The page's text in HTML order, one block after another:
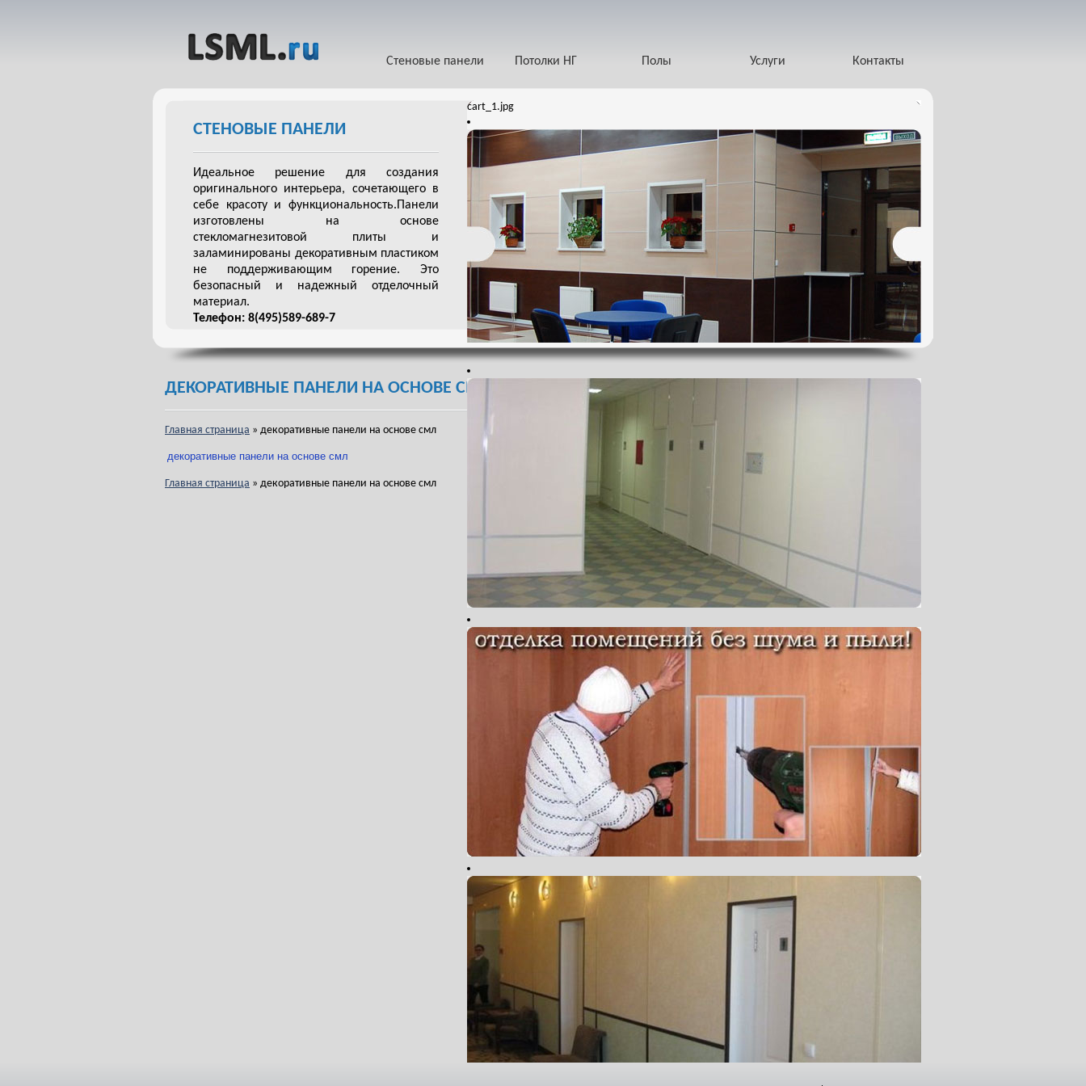
Стеновые панели Потолки НГ Полы Услуги Контакты
СТЕНОВЫЕ ПАНЕЛИ
Идеальное решение для создания
оригинального интерьера, сочетающего в
себе красоту и функциональность.Панели
изготовлены на основе
стекломагнезитовой плиты и
заламинированы декоративным пластиком
не поддерживающим горение. Это
безопасный и надежный отделочный
материал.
Телефон: 8(495)589-689-7
cart_1.jpg
ДЕКОРАТИВНЫЕ ПАНЕЛИ НА ОСНОВЕ СМЛ
Главная страница » декоративные панели на основе смл
декоративные панели на основе смл
Главная страница » декоративные панели на основе смл